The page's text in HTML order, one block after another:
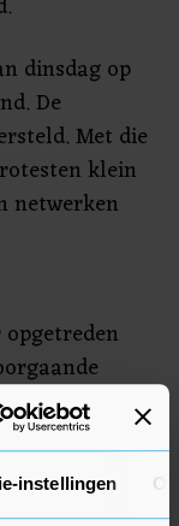
instellingen
dinsdag op
De
Met die
klein
netwerken
aan
Ook buiten